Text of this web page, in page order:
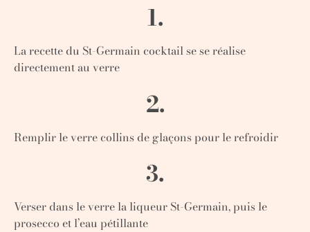
1.
La recette du St-Germain cocktail se se réalise
directement au verre
2.
Remplir le verre collins de glaçons pour le refroidir
3.
Verser dans le verre la liqueur St-Germain, puis le
prosecco et l’eau pétillante